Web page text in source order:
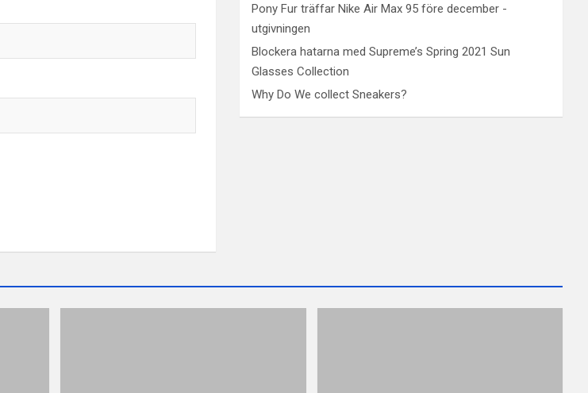
Pony Fur träffar Nike Air Max 95 före december -
utgivningen
Blockera hatarna med Supreme’s Spring 2021 Sun
Glasses Collection
Why Do We collect Sneakers?